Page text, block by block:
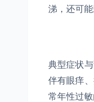
涕，还可
典型症状
伴有眼痒
常年性过